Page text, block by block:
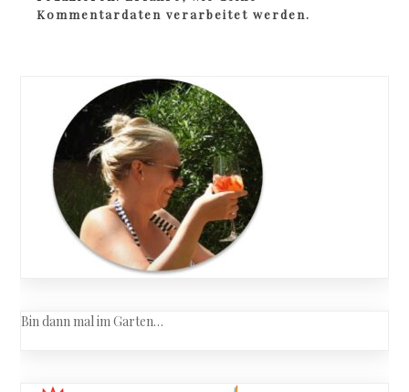
Kommentardaten verarbeitet werden.
Bin dann mal im Garten…